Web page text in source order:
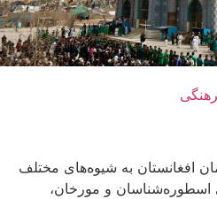
افغانستان به شیوه‌های مختلف
اسطوره‌شناسان و مورخان،